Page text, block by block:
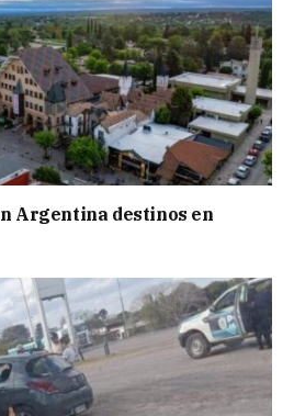
Argentina destinos en